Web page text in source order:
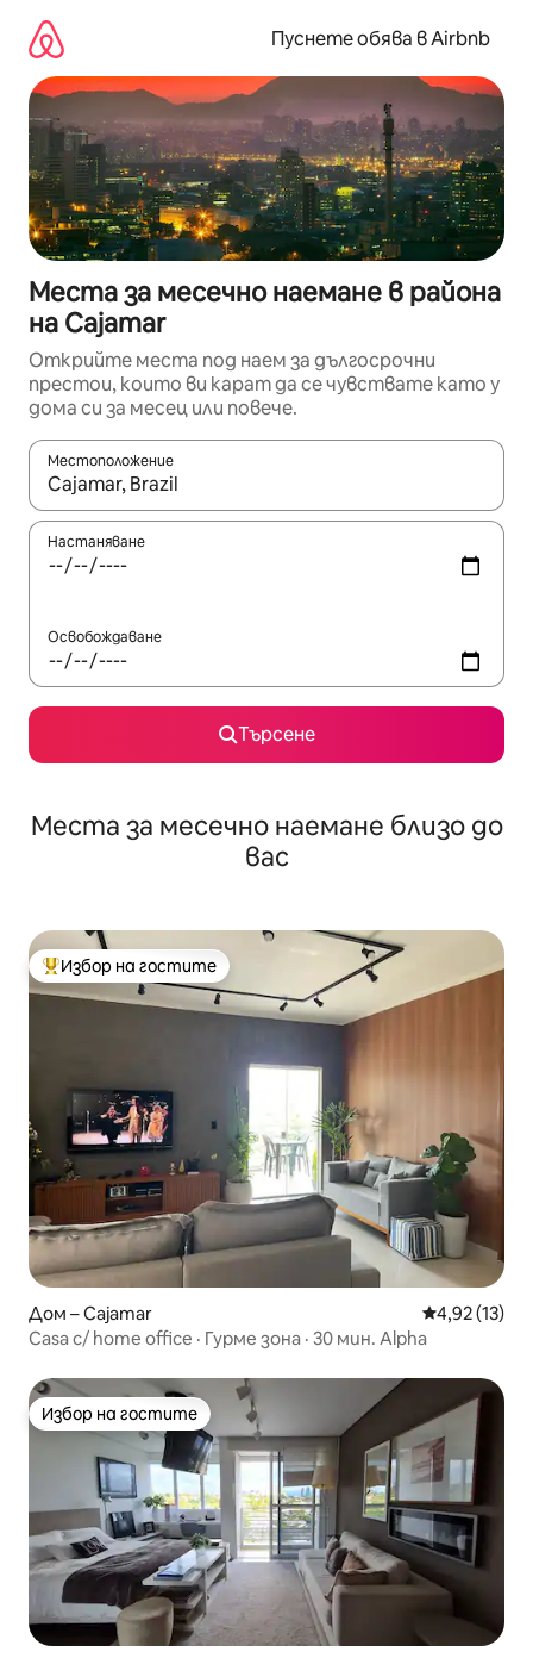
съдържанието
Пуснете обява в Airbnb
Места за месечно наемане в района
на Cajamar
Открийте места под наем за дългосрочни
престои, които ви карат да се чувствате като у
дома си за месец или повече.
Местоположение
Когато резултатите се покажат, използвайте
Настаняване
Освобождаване
Търсене
Места за месечно наемане близо до
вас
Най-популярен избор на гостите
Избор на гостите
Дом – Cajamar Средна
4,92 (13)
Casa c/ home office · Гурме зона · 30 мин. Alpha
Избор на гостите
Избор на гостите